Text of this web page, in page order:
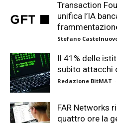
Transaction
unifica l’IA
Stefano
Il 41% delle
subito attacchi
Redazione BitMAT -
FAR Networks
quattro ore la